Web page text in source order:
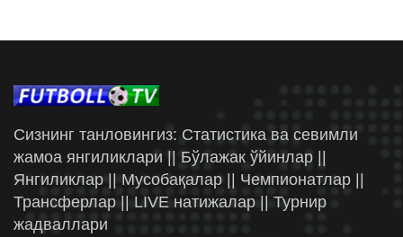
Сизнинг танловингиз: Статистика ва севимли
жамоа янгиликлари || Бўлажак ўйинлар ||
Янгиликлар || Мусобақалар || Чемпионатлар ||
Трансферлар || LIVE натижалар || Турнир
жадваллари